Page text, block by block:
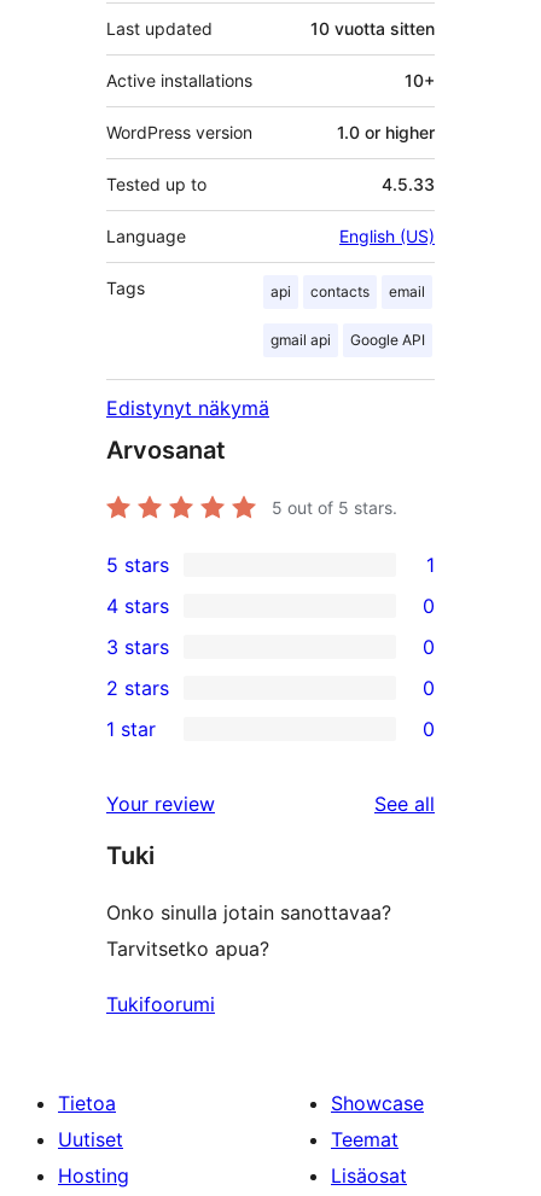
Last updated 10 vuotta sitten
Active installations 10+
WordPress version 1.0 or higher
Tested up to 4.5.33
Language English (US)
Tags api contacts email
gmail api Google API
Edistynyt näkymä
Arvosanat
5 out of 5 stars.
1
5-
star
review
5 stars 1
4-
star
reviews
4 stars 0
0
3-
star
3 stars 0
2-
reviews
2 stars 0
star
reviews
1 star 0
Your review See all
Tuki
Onko sinulla jotain sanottavaa?
Tarvitsetko apua?
Tukifoorumi
Tietoa
Uutiset
Hosting
Showcase
Teemat
Lisäosat